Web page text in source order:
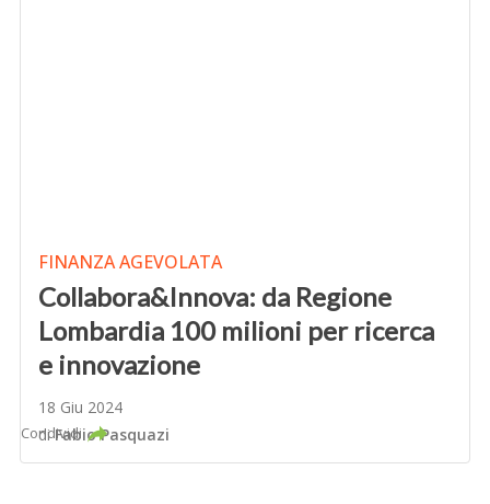
FINANZA AGEVOLATA
Collabora&Innova: da Regione
Lombardia 100 milioni per ricerca
e innovazione
18 Giu 2024
diFabio Pasquazi
Condividi